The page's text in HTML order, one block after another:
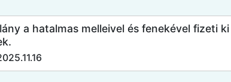
a hatalmas melleivel és fenekével fizeti